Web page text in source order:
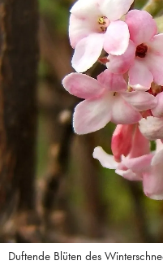
Duftende Blüten des